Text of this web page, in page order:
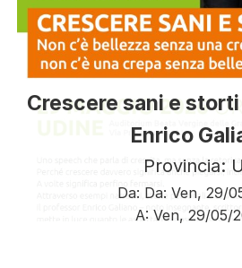
Crescere sani e
Enrico
Provincia:
Da: Da: Ven, 29/
A: Ven, 29/05/